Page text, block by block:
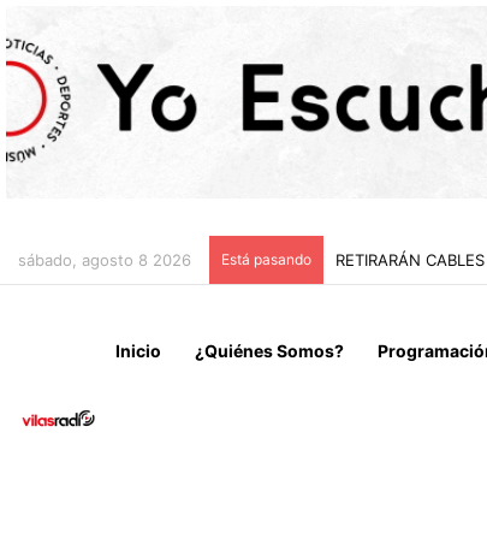
sábado, agosto 8 2026 Está pasando “NO VENIMOS A
Inicio ¿Quiénes Somos?